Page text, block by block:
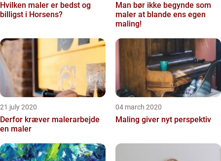
Hvilken maler er bedst og
billigst i Horsens?
Man bør ikke begynde som
maler at blande ens egen
maling!
21 july 2020
Derfor kræver malerarbejde
en maler
04 march 2020
Maling giver nyt perspektiv